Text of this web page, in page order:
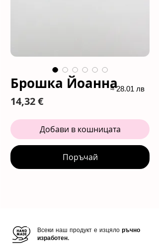
Брошка Йоанна
14,32 €Цена
Добави в кошницата
Поръчай
≈ 28.01 лв
Всеки наш продукт е изцяло ръчно
изработен.